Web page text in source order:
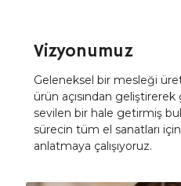
Vizyonumuz
Geleneksel bir mesleği
ürün açısından
sevilen bir hale getirmiş
sürecin tüm el sanatları
anlatmaya çalışıyoruz.